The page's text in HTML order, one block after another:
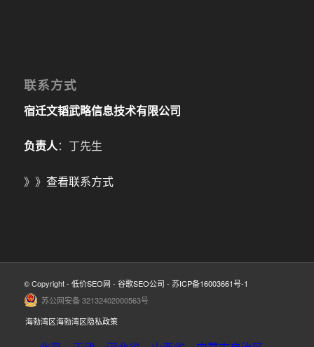
联系方式
宿迁文韬武略信息技术有限公司
负责人：丁先生
》》 查看联系方式
© Copyright - 低价SEO网 - 谷歌SEO公司 - 苏ICP备16003661号-1
苏公网安备 32132402000563号
海勃湾区海勃湾区隐私政策